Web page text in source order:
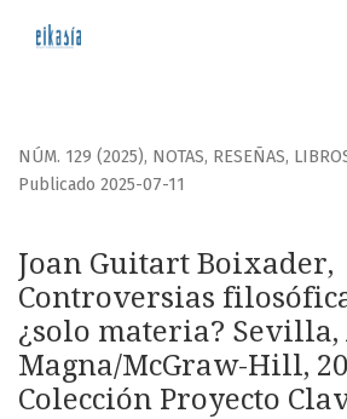
Joan Guitart Boixader,
NÚM. 129 (2025), NOTAS, RESEÑAS,
Joan Guitart Boixader,
Controversias
¿solo materia?
Magna/McGraw-Hill,
Colección Proyecto
Publicado 2025-07-11